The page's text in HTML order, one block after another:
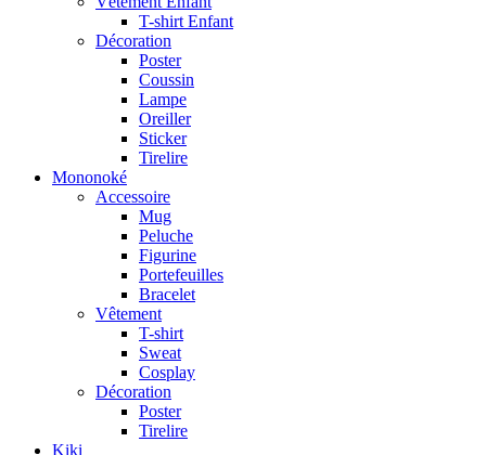
T-shirt Enfant
Décoration
Poster
Coussin
Lampe
Oreiller
Sticker
Tirelire
Mononoké
Accessoire
Mug
Peluche
Figurine
Portefeuilles
Bracelet
Vêtement
T-shirt
Sweat
Cosplay
Décoration
Poster
Tirelire
Kiki